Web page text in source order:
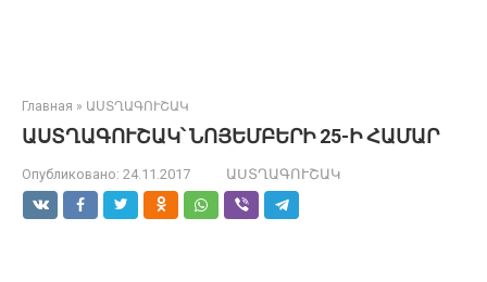
Главная » ԱՍՏՂԱԳՈՒՇԱԿ
ԱՍՏՂԱԳՈՒՇԱԿ՝ ՆՈՅԵՄԲԵՐԻ 25-Ի ՀԱՄԱՐ
Опубликовано: 24.11.2017 ԱՍՏՂԱԳՈՒՇԱԿ